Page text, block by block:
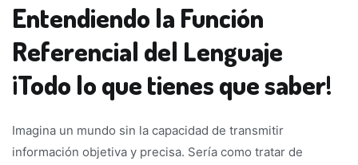
Entendiendo la Función
Referencial del Lenguaje
¡Todo lo que tienes que saber!
Imagina un mundo sin la capacidad de transmitir
información objetiva y precisa. Sería como tratar de